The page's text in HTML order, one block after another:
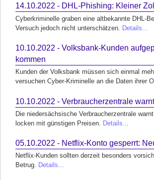
14.10.2022 - DHL-Phishing: Kleiner
Cyberkriminelle graben eine altbekannte DHL-
Versuch jedoch nicht unterschätzen. Details...
10.10.2022 - Volksbank-Kunden
kommen
Kunden der Volksbank müssen sich einmal
versuchen Cyber-Kriminelle an die Daten ihrer
10.10.2022 - Verbraucherzentrale
Die niedersächsische Verbraucherzentrale
locken mit günstigen Preisen.
Details..
05.10.2022 - Netflix-Konto gesperrt:
Netflix-Kunden sollten derzeit besonders
Betrug. Details...